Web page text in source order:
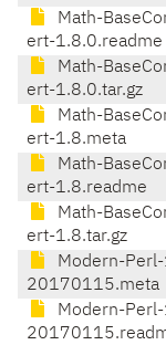
Math-
ert-1.8.0.readme
Math-
ert-1.8.0.tar.gz
Math-
ert-1.8.meta
Math-
ert-1.8.readme
Math-
ert-1.8.tar.gz
Modern-
20170115.meta
Modern-